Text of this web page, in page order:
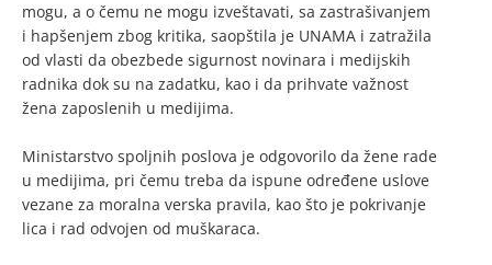
mogu, a o čemu ne mogu izveštavati, sa zastrašivanjem
i hapšenjem zbog kritika, saopštila je UNAMA i zatražila
od vlasti da obezbede sigurnost novinara i medijskih
radnika dok su na zadatku, kao i da prihvate važnost
žena zaposlenih u medijima.
Ministarstvo spoljnih poslova je odgovorilo da žene rade
u medijima, pri čemu treba da ispune određene uslove
vezane za moralna verska pravila, kao što je pokrivanje
lica i rad odvojen od muškaraca.